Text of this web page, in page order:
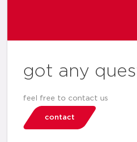
got any
feel free to contact us
contact